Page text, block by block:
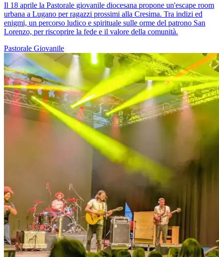
Il 18 aprile la Pastorale giovanile diocesana propone un'escape room
urbana a Lugano per ragazzi prossimi alla Cresima. Tra indizi ed
enigmi, un percorso ludico e spirituale sulle orme del patrono San
Lorenzo, per riscoprire la fede e il valore della comunità.
Pastorale Giovanile